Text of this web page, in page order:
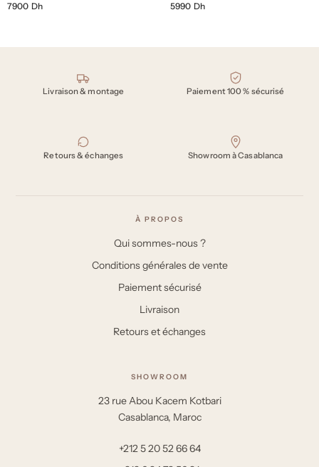
7900 Dh
5990 Dh
Nos engagements
Livraison & montage Paiement 100 % sécurisé
Retours & échanges Showroom à Casablanca
À PROPOS
Qui sommes-nous ?
Conditions générales de vente
Paiement sécurisé
Livraison
Retours et échanges
SHOWROOM
23 rue Abou Kacem Kotbari
Casablanca, Maroc
+212 5 20 52 66 64